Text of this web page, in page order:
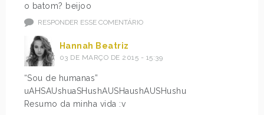
o batom? beijoo
RESPONDER ESSE COMENTÁRIO
Hannah Beatriz
03 DE MARÇO DE 2015 - 15:39
“Sou de humanas”
uAHSAUshuaSHushAUSHaushAUSHushu
Resumo da minha vida :v